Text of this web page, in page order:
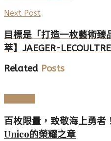
Next Post
目標是「打造一枚藝術
萃】JAEGER-
Related Posts
百枚限量，致敬海上勇
Unico的榮耀之章